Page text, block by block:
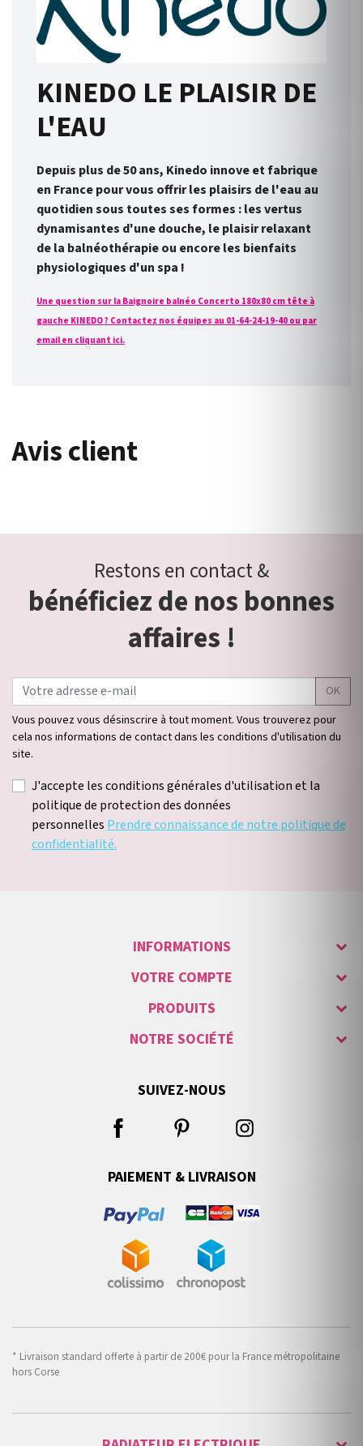
KINEDO LE PLAISIR DE
L'EAU
Depuis plus de 50 ans, Kinedo innove et fabrique
en France pour vous offrir les plaisirs de l'eau au
quotidien sous toutes ses formes : les vertus
dynamisantes d'une douche, le plaisir relaxant
de la balnéothérapie ou encore les bienfaits
physiologiques d'un spa !
Une question sur la Baignoire balnéo Concerto 180x80 cm tête à
gauche KINEDO ? Contactez nos équipes au 01-64-24-19-40 ou par
email en cliquant ici.
Avis client
Restons en contact &
bénéficiez de nos bonnes
affaires !
OK
Vous pouvez vous désinscrire à tout moment. Vous trouverez pour
cela nos informations de contact dans les conditions d'utilisation du
site.
J'accepte les conditions générales d'utilisation et la
politique de protection des données
personnelles Prendre connaissance de notre politique de
confidentialité.
INFORMATIONS
VOTRE COMPTE
PRODUITS
NOTRE SOCIÉTÉ
SUIVEZ-NOUS
PAIEMENT & LIVRAISON
* Livraison standard offerte à partir de 200€ pour la France métropolitaine
hors Corse